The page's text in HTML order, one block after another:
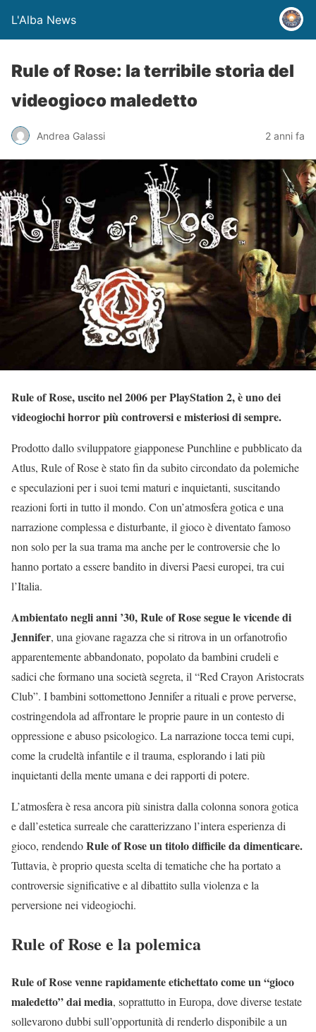
L'Alba News
Rule of Rose: la terribile storia del
videogioco maledetto
Andrea Galassi 2 anni fa
Rule of Rose, uscito nel 2006 per PlayStation 2, è uno dei
videogiochi horror più controversi e misteriosi di sempre.
Prodotto dallo sviluppatore giapponese Punchline e pubblicato da
Atlus, Rule of Rose è stato fin da subito circondato da polemiche
e speculazioni per i suoi temi maturi e inquietanti, suscitando
reazioni forti in tutto il mondo. Con un’atmosfera gotica e una
narrazione complessa e disturbante, il gioco è diventato famoso
non solo per la sua trama ma anche per le controversie che lo
hanno portato a essere bandito in diversi Paesi europei, tra cui
l’Italia.
Ambientato negli anni ’30, Rule of Rose segue le vicende di
Jennifer, una giovane ragazza che si ritrova in un orfanotrofio
apparentemente abbandonato, popolato da bambini crudeli e
sadici che formano una società segreta, il “Red Crayon Aristocrats
Club”. I bambini sottomettono Jennifer a rituali e prove perverse,
costringendola ad affrontare le proprie paure in un contesto di
oppressione e abuso psicologico. La narrazione tocca temi cupi,
come la crudeltà infantile e il trauma, esplorando i lati più
inquietanti della mente umana e dei rapporti di potere.
L’atmosfera è resa ancora più sinistra dalla colonna sonora gotica
e dall’estetica surreale che caratterizzano l’intera esperienza di
gioco, rendendoRule of Rose un titolo difficile da dimenticare.
Tuttavia, è proprio questa scelta di tematiche che ha portato a
controversie significative e al dibattito sulla violenza e la
perversione nei videogiochi.
Rule of Rose e la polemica
Rule of Rose venne rapidamente etichettato come un “gioco
maledetto” dai media, soprattutto in Europa, dove diverse testate
sollevarono dubbi sull’opportunità di renderlo disponibile a un